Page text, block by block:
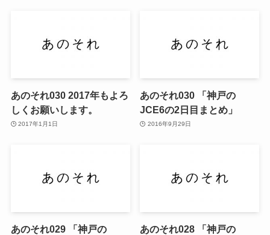
あのそれ030 2017年もよろ
しくお願いします。
2017年1月1日
あのそれ030 「神戸の
JCE6の2日目まとめ」
2016年9月29日
あのそれ029 「神戸の
あのそれ028 「神戸の